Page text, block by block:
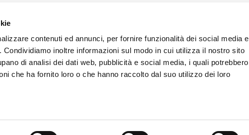
contenuti ed annunci, per fornire funzionalità dei social media e
inoltre informazioni sul modo in cui utilizza il nostro sito
di analisi dei dati web, pubblicità e social media, i quali potrebbero
che ha fornito loro o che hanno raccolto dal suo utilizzo dei loro